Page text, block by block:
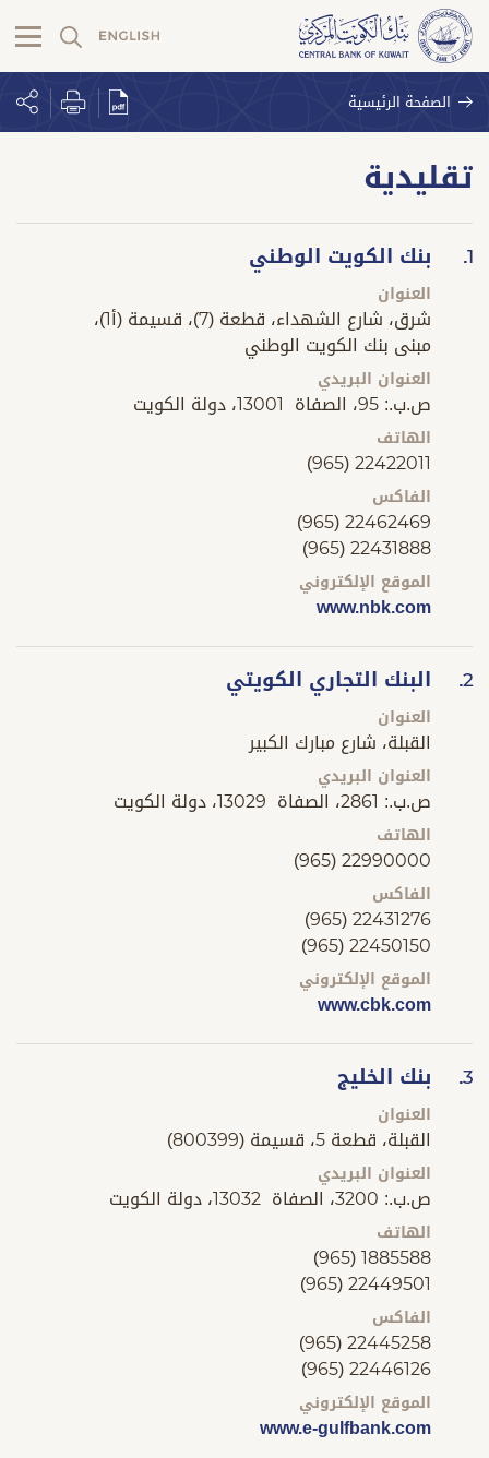
الصفحة الرئيسية
تقليدية
1. ﺑﻨﻚ اﻟﻜﻮﻳﺖ اﻟﻮﻃﻨﻲ
العنوان
شرق، شارع الشهداء، قطعة (7)، قسيمة (أ1)،
مبنى بنك الكويت الوطني
العنوان البريدي
ص.ب.: 95، الصفاة 13001، دولة الكويت
الهاتف
(965) 22422011
الفاكس
(965) 22462469
(965) 22431888
الموقع الإلكتروني
www.nbk.com
2. البنك التجاري الكويتي
العنوان
القبلة، شارع مبارك الكبير
العنوان البريدي
ص.ب.: 2861، الصفاة 13029، دولة الكويت
الهاتف
(965) 22990000
الفاكس
(965) 22431276
(965) 22450150
الموقع الإلكتروني
www.cbk.com
3. بنك الخليج
العنوان
القبلة، قطعة 5، قسيمة (800399)
العنوان البريدي
ص.ب.: 3200، الصفاة 13032، دولة الكويت
الهاتف
(965) 1885588
(965) 22449501
الفاكس
(965) 22445258
(965) 22446126
الموقع الإلكتروني
www.e-gulfbank.com